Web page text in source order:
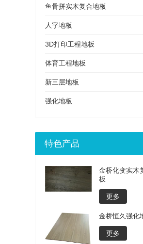
鱼骨拼实木复合地板
人字地板
3D打印工程地板
体育工程地板
新三层地板
强化地板
特色产品
金桥化变实木
板
更多
金桥恒久强化
更多